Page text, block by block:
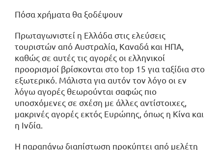
Πόσα χρήματα θα ξοδέψουν
Πρωταγωνιστεί η Ελλάδα στις ελεύσεις
τουριστών από Αυστραλία, Καναδά και ΗΠΑ,
καθώς σε αυτές τις αγορές οι ελληνικοί
προορισμοί βρίσκονται στο top 15 για ταξίδια στο
εξωτερικό. Μάλιστα για αυτόν τον λόγο οι εν
λόγω αγορές θεωρούνται σαφώς πιο
υποσχόμενες σε σχέση με άλλες αντίστοιχες,
μακρινές αγορές εκτός Ευρώπης, όπως η Κίνα και
η Ινδία.
Η παραπάνω διαπίστωση προκύπτει από μελέτη